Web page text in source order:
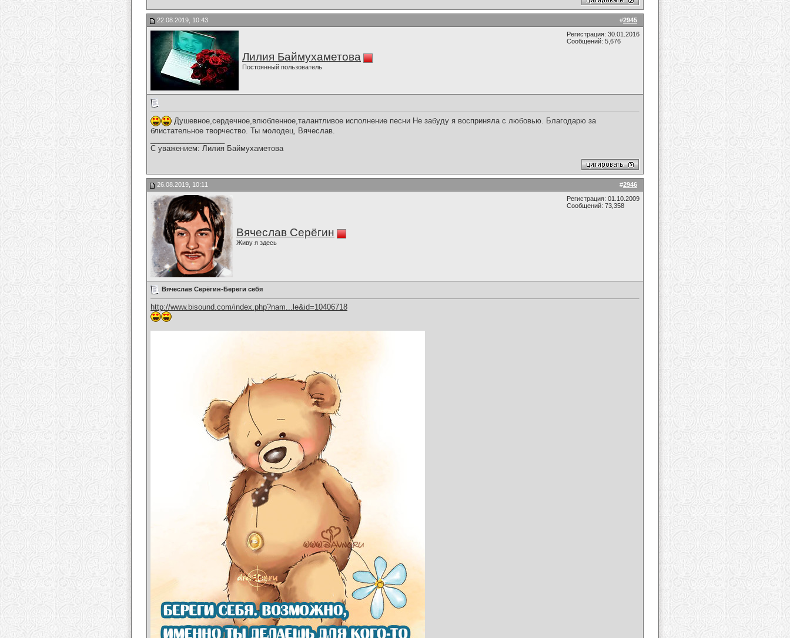
#2945
22.08.2019, 10:43
Лилия Баймухаметова
Постоянный пользователь
Регистрация: 30.01.2016
Сообщений: 5,676
Душевное,сердечное,влюбленное,талантливое исполнение песни Не забуду я восприняла с любовью. Благодарю за
блистательное творчество. Ты молодец, Вячеслав.
С уважением: Лилия Баймухаметова
#2946
26.08.2019, 10:11
Вячеслав Серёгин
Живу я здесь
Регистрация: 01.10.2009
Сообщений: 73,358
Вячеслав Серёгин-Береги себя
http://www.bisound.com/index.php?nam...le&id=10406718